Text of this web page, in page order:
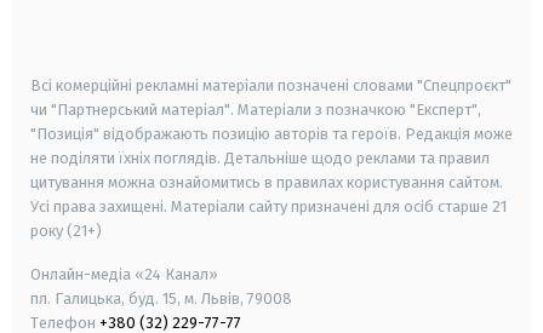
Всі комерційні рекламні матеріали позначені словами "Спецпроєкт"
чи "Партнерський матеріал". Матеріали з позначкою "Експерт",
"Позиція" відображають позицію авторів та героїв. Редакція може
не поділяти їхніх поглядів. Детальніше щодо реклами та правил
цитування можна ознайомитись в правилах користування сайтом.
Усі права захищені. Матеріали сайту призначені для осіб старше 21
року (21+)
Онлайн-медіа «24 Канал»
пл. Галицька, буд. 15, м. Львів, 79008
Телефон +380 (32) 229-77-77